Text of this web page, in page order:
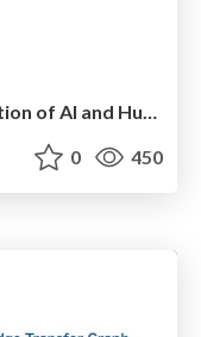
Beyond Explainable AI: Co-evolution of AI and Humans
0 450